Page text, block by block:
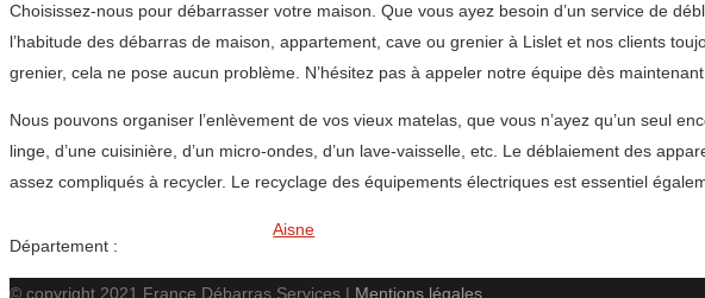
Choisissez-nous pour débarrasser votre maison. Que vous ayez besoin d’un service de
l’habitude des débarras de maison, appartement, cave ou grenier à Lislet et nos clients
grenier, cela ne pose aucun problème. N’hésitez pas à appeler notre équipe dès
Nous pouvons organiser l’enlèvement de vos vieux matelas, que vous n’ayez qu’un seul
linge, d’une cuisinière, d’un micro-ondes, d’un lave-vaisselle, etc. Le déblaiement des
assez compliqués à recycler. Le recyclage des équipements électriques est essentiel
Département :
Aisne
© copyright 2021 France Débarras Services | Mentions légales